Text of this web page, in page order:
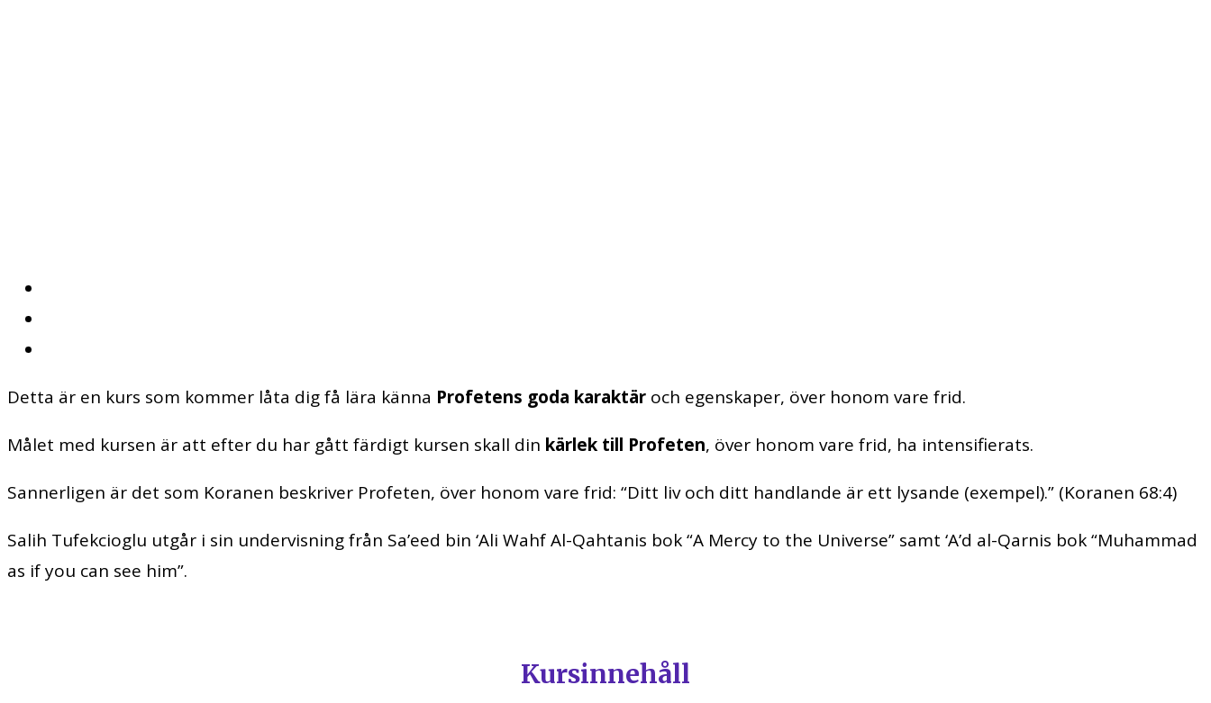
Detta är en kurs som kommer låta dig få lära känna Profetens goda karaktär och egenskaper, över honom vare frid.
Målet med kursen är att efter du har gått färdigt kursen skall din kärlek till Profeten, över honom vare frid, ha intensifierats.
Sannerligen är det som Koranen beskriver Profeten, över honom vare frid: “Ditt liv och ditt handlande är ett lysande (exempel).” (Koranen 68:4)
Salih Tufekcioglu utgår i sin undervisning från Sa’eed bin ‘Ali Wahf Al-Qahtanis bok “A Mercy to the Universe” samt ‘A’d al-Qarnis bok “Muhammad
as if you can see him”.
Kursinnehåll